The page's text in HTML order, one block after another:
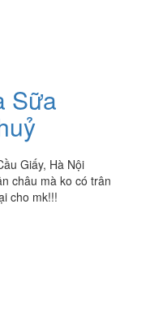
Sữa
Giấy, Hà Nội
châu mà ko có trân
cho mk!!!